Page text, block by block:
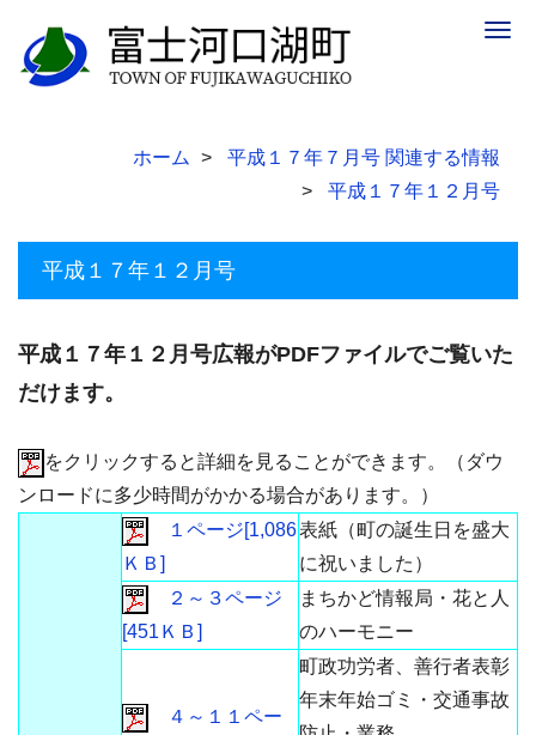
ホーム
平成１７年７月号 関連する情報
平成１７年１２月号
平成１７年１２月号
平成１７年１２月号広報がPDFファイルでご覧いた
だけます。
をクリックすると詳細を見ることができます。（ダウ
ンロードに多少時間がかかる場合があります。）
１ページ[1,086
ＫＢ]
表紙（町の誕生日を盛大
に祝いました）
２～３ページ
[451ＫＢ]
まちかど情報局・花と人
のハーモニー
４～１１ペー
町政功労者、善行者表彰
年末年始ゴミ・交通事故